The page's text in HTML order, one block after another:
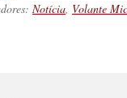
Notícia, Volante